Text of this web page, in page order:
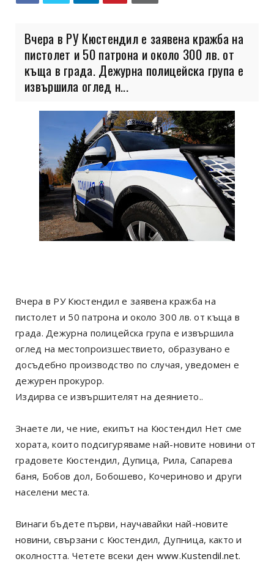
Вчера в РУ Кюстендил е заявена кражба на
пистолет и 50 патрона и около 300 лв. от
къща в града. Дежурна полицейска група е
извършила оглед н...
Вчера в РУ Кюстендил е заявена кражба на
пистолет и 50 патрона и около 300 лв. от къща в
града. Дежурна полицейска група е извършила
оглед на местопроизшествието, образувано е
досъдебно производство по случая, уведомен е
дежурен прокурор.
Издирва се извършителят на деянието..
Знаете ли, че ние, екипът на Кюстендил Нет сме
хората, които подсигуряваме най-новите новини от
градовете Кюстендил, Дупица, Рила, Сапарева
баня, Бобов дол, Бобошево, Кочериново и други
населени места.
Винаги бъдете първи, научавайки най-новите
новини, свързани с Кюстендил, Дупница, както и
околността. Четете всеки ден www.Kustendil.net.